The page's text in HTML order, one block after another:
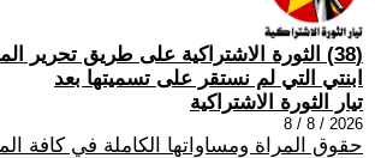
(38) الثورة الاشتراكية على طريق تحرير
ابنتي التي لم نستقر على تسميتها بعد
تيار الثورة الاشتراكية
2026 / 8 / 8
حقوق المراة ومساواتها الكاملة في كافة